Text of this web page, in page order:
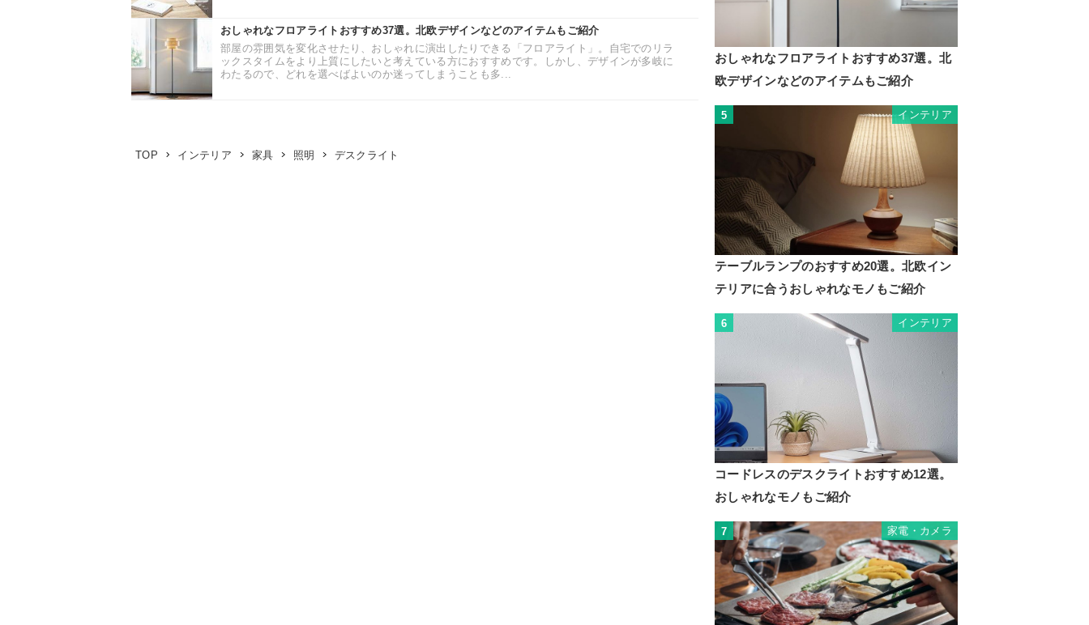
おしゃれなフロアライトおすすめ37選。北欧デザインなどのアイテムもご紹介
部屋の雰囲気を変化させたり、おしゃれに演出したりできる「フロアライト」。自宅でのリラ
ックスタイムをより上質にしたいと考えている方におすすめです。しかし、デザインが多岐に
わたるので、どれを選べばよいのか迷ってしまうことも多...
TOP インテリア 家具 照明 デスクライト
おしゃれなフロアライトおすすめ37選。北
欧デザインなどのアイテムもご紹介
5 インテリア
テーブルランプのおすすめ20選。北欧イン
テリアに合うおしゃれなモノもご紹介
6 インテリア
コードレスのデスクライトおすすめ12選。
おしゃれなモノもご紹介
7 家電・カメラ